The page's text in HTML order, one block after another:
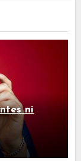
ni